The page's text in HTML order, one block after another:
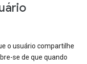
o usuário compartilhe
se de que quando